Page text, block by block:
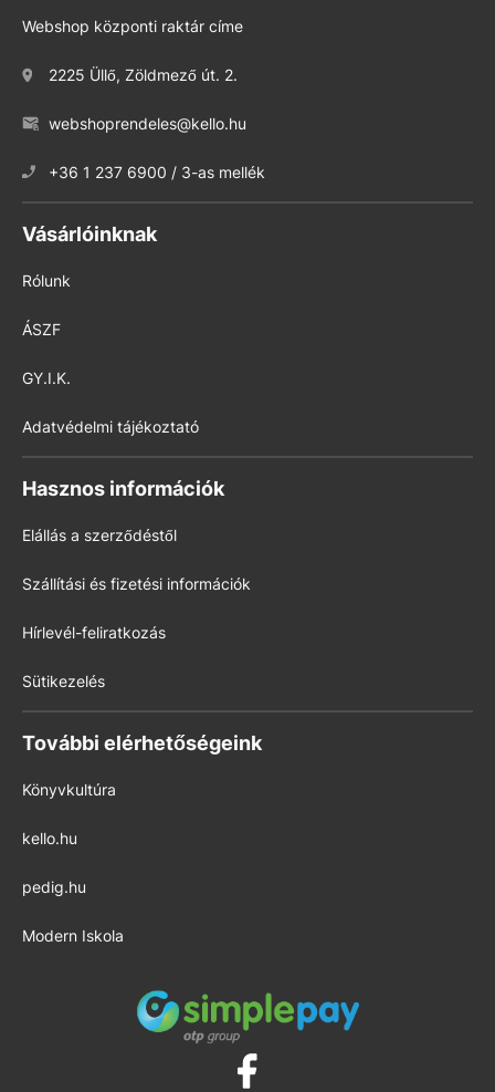
Webshop központi raktár címe
2225 Üllő, Zöldmező út. 2.
webshoprendeles@kello.hu
+36 1 237 6900 / 3-as mellék
Vásárlóinknak
Rólunk
ÁSZF
GY.I.K.
Adatvédelmi tájékoztató
Hasznos információk
Elállás a szerződéstől
Szállítási és fizetési információk
Hírlevél-feliratkozás
Sütikezelés
További elérhetőségeink
Könyvkultúra
kello.hu
pedig.hu
Modern Iskola